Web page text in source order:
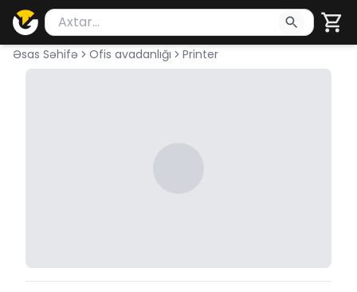
Məhsul axtar
Axtarış üçün ən azı 2 simvol yazın. Göndərmək
Əsas Səhifə Ofis avadanlığı Printer